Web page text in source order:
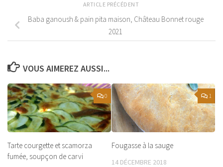
ARTICLE PRÉCÉDENT
Baba ganoush & pain pita maison, Château Bonnet rouge
2021
VOUS AIMEREZ AUSSI...
0
Tarte courgette et scamorza
fumée, soupçon de carvi
1
Fougasse à la sauge
14 DÉCEMBRE 2018